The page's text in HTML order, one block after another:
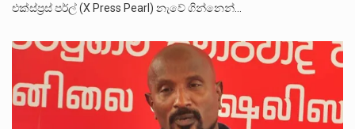
එක්ස්ප්‍රස් පර්ල් (X Press Pearl) නැවේ ගින්නෙන්…